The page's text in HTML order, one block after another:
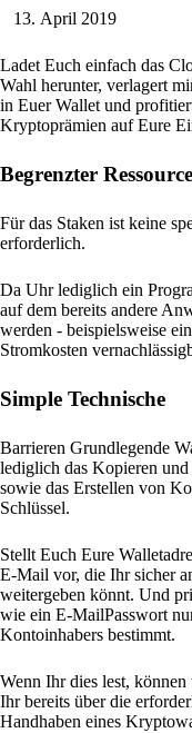
April 2019
Ladet Euch einfach das
Wahl herunter, verlagert
in Euer Wallet und
Kryptoprämien auf Eure
Begrenzter
Für das Staken ist keine
erforderlich.
Da Uhr lediglich ein
auf dem bereits andere
werden - beispielsweise
Stromkosten
Simple Technische
Barrieren Grundlegende
lediglich das Kopieren
sowie das Erstellen von
Schlüssel.
Stellt Euch Eure
E-Mail vor, die Ihr sicher
weitergeben könnt. Und
wie ein E-MailPasswort
Kontoinhabers bestimmt.
Wenn Ihr dies lest,
Ihr bereits über die
Handhaben eines